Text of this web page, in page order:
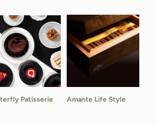
Patisserie Amante Life Style